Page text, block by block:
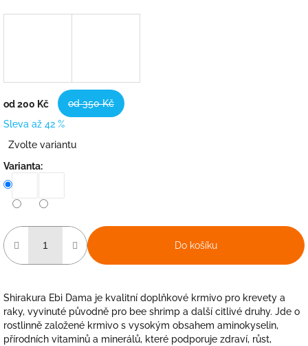
od200 Kč
od 350 Kč
Sleva až 42 %
cena:
Zvolte variantu
Varianta:
Do košíku
Shirakura Ebi Dama je kvalitní doplňkové krmivo pro krevety a
raky, vyvinuté původně pro bee shrimp a další citlivé druhy. Jde o
rostlinně založené krmivo s vysokým obsahem aminokyselin,
přírodních vitaminů a minerálů, které podporuje zdraví, růst,